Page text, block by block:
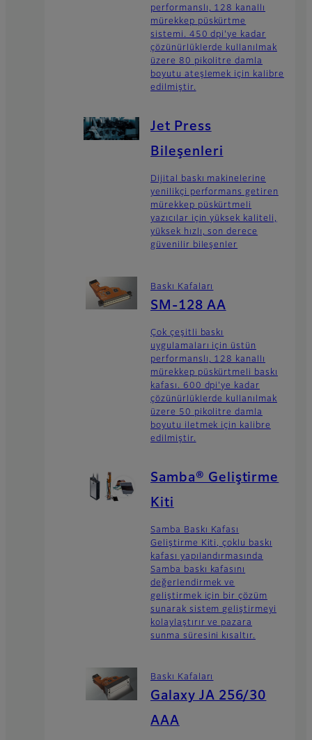
performanslı, 128 kanallı
mürekkep püskürtme
sistemi. 450 dpi'ye kadar
çözünürlüklerde kullanılmak
üzere 80 pikolitre damla
boyutu ateşlemek için kalibre
edilmiştir.
Jet Press
Bileşenleri
Dijital baskı makinelerine
yenilikçi performans getiren
mürekkep püskürtmeli
yazıcılar için yüksek kaliteli,
yüksek hızlı, son derece
güvenilir bileşenler
Baskı Kafaları
SM-128 AA
Çok çeşitli baskı
uygulamaları için üstün
performanslı, 128 kanallı
mürekkep püskürtmeli baskı
kafası. 600 dpi'ye kadar
çözünürlüklerde kullanılmak
üzere 50 pikolitre damla
boyutu iletmek için kalibre
edilmiştir.
Samba® Geliştirme
Kiti
Samba Baskı Kafası
Geliştirme Kiti, çoklu baskı
kafası yapılandırmasında
Samba baskı kafasını
değerlendirmek ve
geliştirmek için bir çözüm
sunarak sistem geliştirmeyi
kolaylaştırır ve pazara
sunma süresini kısaltır.
Baskı Kafaları
Galaxy JA 256/30
AAA